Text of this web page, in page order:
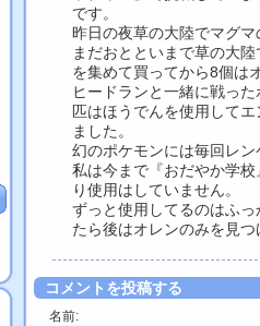
です。
昨日の夜草の大陸でマグ
まだおとといまで草の大
を集めて買ってから8個は
ヒードランと一緒に戦っ
匹はほうでんを使用して
ました。
幻のポケモンには毎回レ
私は今まで『おだやか学
り使用はしていません。
ずっと使用してるのはふ
たら後はオレンのみを見
コメントを投稿する
名前: